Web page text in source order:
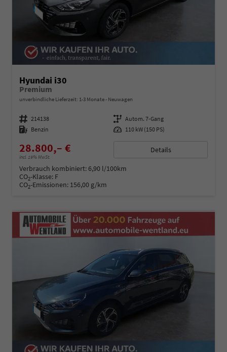
Hyundai i30
Premium
unverbindliche Lieferzeit: 1-3 Monate Neuwagen
Fahrzeugnummer 214138 Getriebe Autom. 7-Gang
Kraftstoff Benzin Leistung 110 kW (150 PS)
28.800,– €
incl. 19% MwSt.
Details
Verbrauch kombiniert:6,90 l/100km
CO2-Klasse: F
CO2-Emissionen: 156,00 g/km